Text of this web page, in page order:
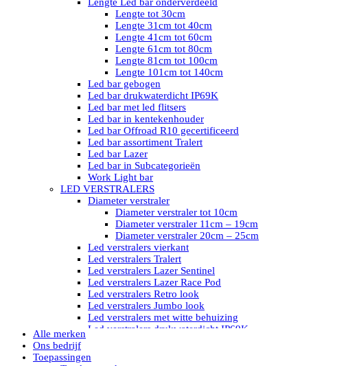
Lengte tot 30cm
Lengte 31cm tot 40cm
Lengte 41cm tot 60cm
Lengte 61cm tot 80cm
Lengte 81cm tot 100cm
Lengte 101cm tot 140cm
Led bar gebogen
Led bar drukwaterdicht IP69K
Led bar met led flitsers
Led bar in kentekenhouder
Led bar Offroad R10 gecertificeerd
Led bar assortiment Tralert
Led bar Lazer
Led bar in Subcategorieën
Work Light bar
LED VERSTRALERS
Diameter verstraler
Diameter verstraler tot 10cm
Diameter verstraler 11cm – 19cm
Diameter verstraler 20cm – 25cm
Led verstralers vierkant
Led verstralers Tralert
Led verstralers Lazer Sentinel
Led verstralers Lazer Race Pod
Led verstralers Retro look
Led verstralers Jumbo look
Led verstralers met witte behuizing
Led verstralers drukwaterdicht IP69K
Alle merken
Ons bedrijf
Toepassingen